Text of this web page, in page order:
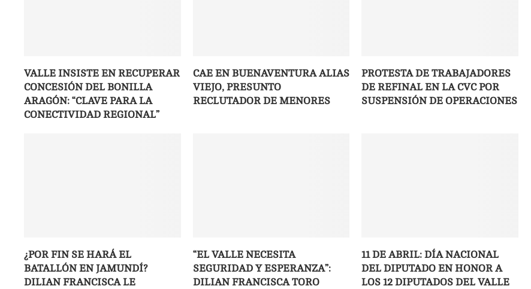
VALLE INSISTE EN RECUPERAR
CONCESIÓN DEL BONILLA
ARAGÓN: “CLAVE PARA LA
CONECTIVIDAD REGIONAL”
CAE EN BUENAVENTURA ALIAS
VIEJO, PRESUNTO
RECLUTADOR DE MENORES
PROTESTA DE TRABAJADORES
DE REFINAL EN LA CVC POR
SUSPENSIÓN DE OPERACIONES
¿POR FIN SE HARÁ EL
BATALLÓN EN JAMUNDÍ?
DILIAN FRANCISCA LE
“EL VALLE NECESITA
SEGURIDAD Y ESPERANZA”:
DILIAN FRANCISCA TORO
11 DE ABRIL: DÍA NACIONAL
DEL DIPUTADO EN HONOR A
LOS 12 DIPUTADOS DEL VALLE